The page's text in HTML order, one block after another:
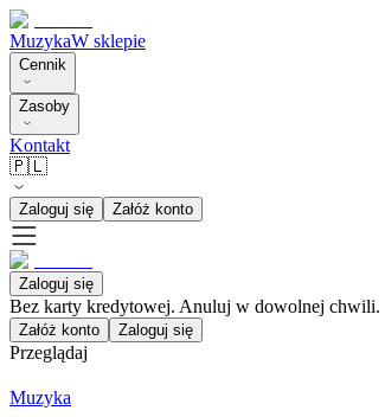
MuzykaW sklepie
Cennik
Zasoby
Kontakt
🇵🇱
Zaloguj się Załóż konto
Zaloguj się
Bez karty kredytowej. Anuluj w dowolnej chwili.
Załóż konto Zaloguj się
Przeglądaj
Muzyka